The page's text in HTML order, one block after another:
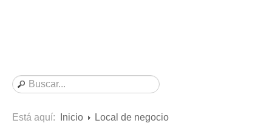
Contratos de Arrendamiento
De uso distinto al de vivienda
Está aquí: Inicio Local de negocio